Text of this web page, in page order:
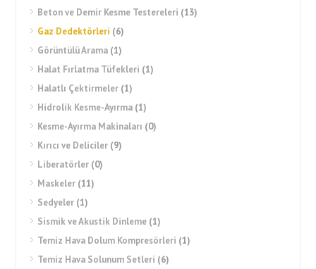
Beton ve Demir Kesme Testereleri (13)
Gaz Dedektörleri (6)
Görüntülü Arama (1)
Halat Fırlatma Tüfekleri (1)
Halatlı Çektirmeler (1)
Hidrolik Kesme-Ayırma (1)
Kesme-Ayırma Makinaları (0)
Kırıcı ve Deliciler (9)
Liberatörler (0)
Maskeler (11)
Sedyeler (1)
Sismik ve Akustik Dinleme (1)
Temiz Hava Dolum Kompresörleri (1)
Temiz Hava Solunum Setleri (6)